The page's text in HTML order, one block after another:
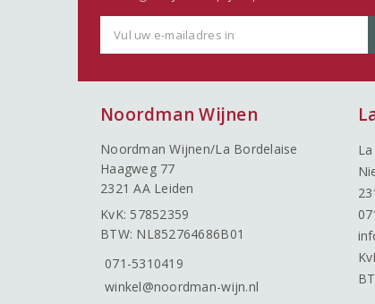
Noordman Wijnen
Noordman Wijnen/La Bordelaise
Haagweg 77
2321 AA Leiden
KvK: 57852359
BTW: NL852764686B01
071-5310419
winkel@noordman-wijn.nl